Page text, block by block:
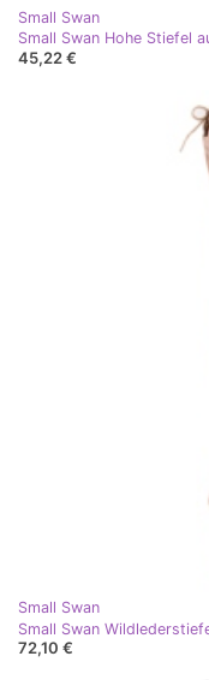
Small Swan
Small Swan Hohe Stiefel
45,22 €
Small Swan
Small Swan
72,10 €